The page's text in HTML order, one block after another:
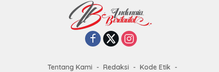
Tentang Kami Redaksi Kode Etik